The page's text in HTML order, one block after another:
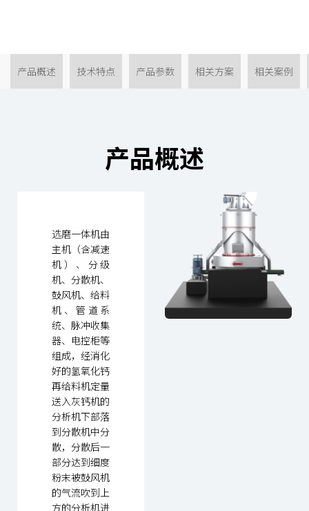
产品概述 技术特点 产品参数 相关方案 相关案例
产品概述
选磨一体机由
主机（含减速
机）、分级
机、分散机、
鼓风机、给料
机、管道系
统、脉冲收集
器、电控柜等
组成，经消化
好的氢氧化钙
再给料机定量
送入灰钙机的
分析机下部落
到分散机中分
散，分散后一
部分达到细度
粉末被鼓风机
的气流吹到上
方的分析机进